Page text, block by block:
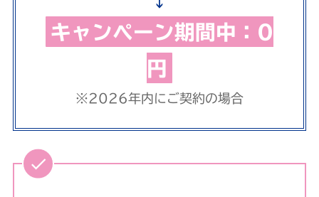
キャンペーン期間中：0
円
※2026年内にご契約の場合